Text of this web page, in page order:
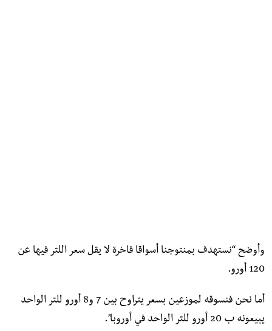
وأوضح “نستهدف بمنتوجنا أسواقا فاخرة لا يقل سعر اللتر فيها عن
120 أورو.
أما نحن فنسوقه لموزعين بسعر يتراوح بين 7 و8 أورو للتر الواحد
يبيعونه ب 20 أورو للتر الواحد في أوروبا”.